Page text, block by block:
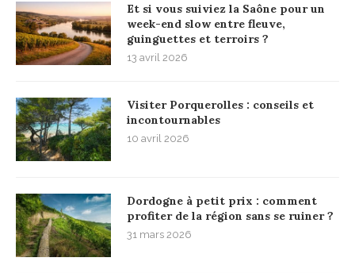
Et si vous suiviez la Saône pour un
week-end slow entre fleuve,
guinguettes et terroirs ?
13 avril 2026
Visiter Porquerolles : conseils et
incontournables
10 avril 2026
Dordogne à petit prix : comment
profiter de la région sans se ruiner ?
31 mars 2026